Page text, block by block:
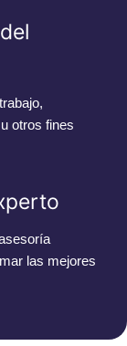
las mejores
otros fines